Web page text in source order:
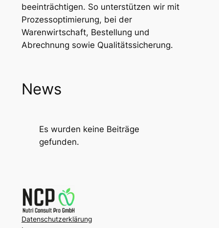
beeinträchtigen. So unterstützen wir mit
Prozessoptimierung, bei der
Warenwirtschaft, Bestellung und
Abrechnung sowie Qualitätssicherung.
News
Es wurden keine Beiträge
gefunden.
Datenschutzerklärung